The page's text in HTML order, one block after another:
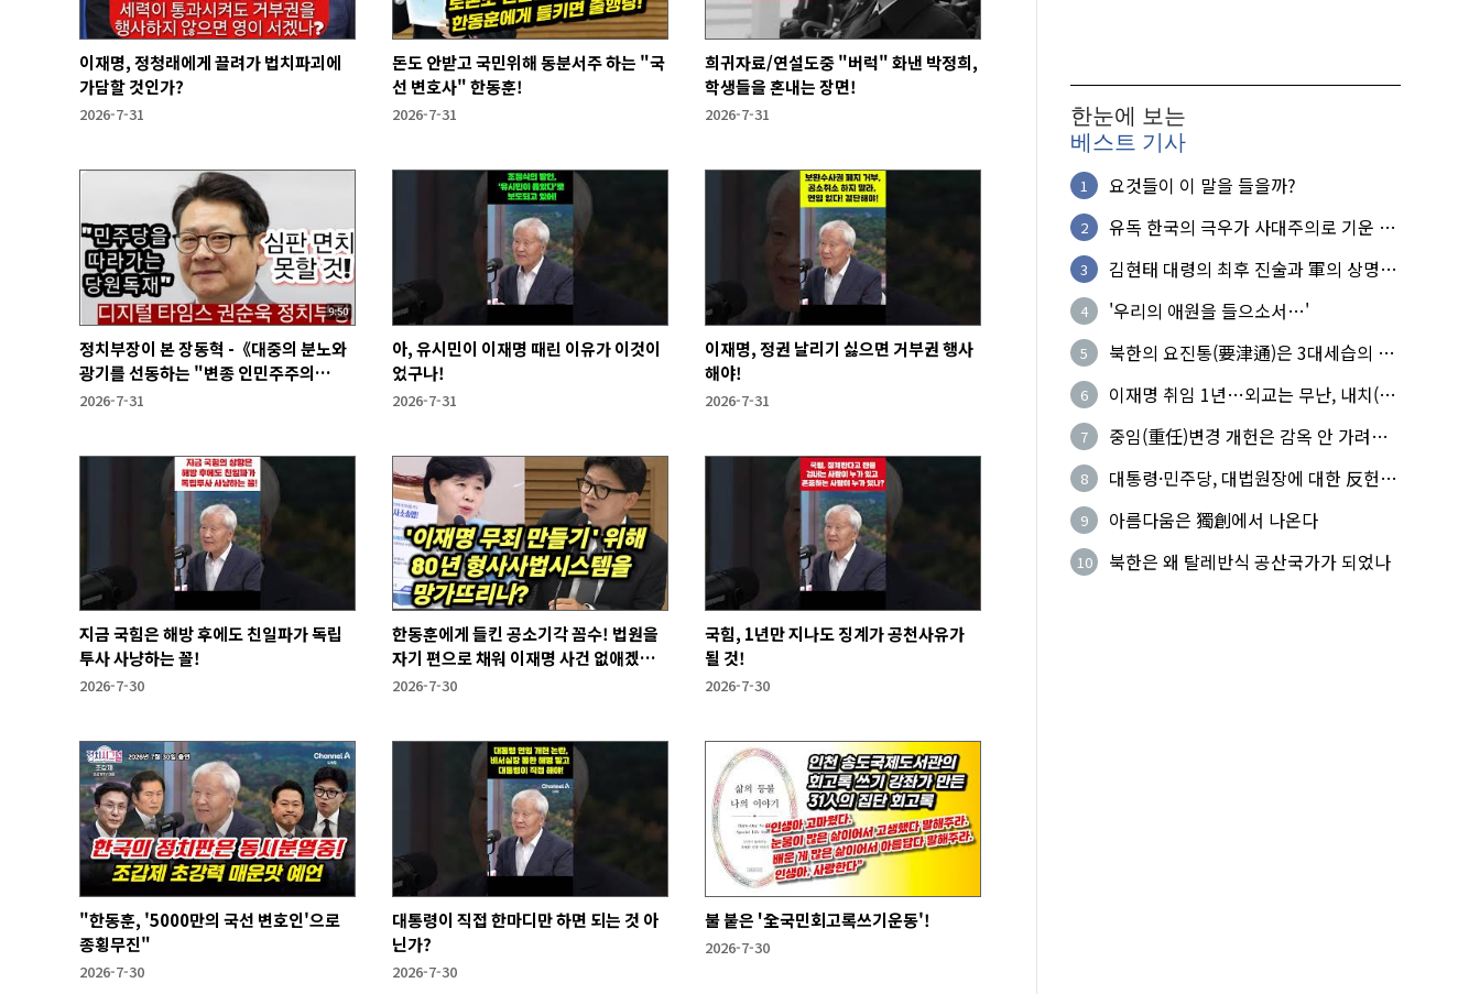
이재명, 정청래에게 끌려가 법치파괴에
가담할 것인가?
2026-7-31
돈도 안받고 국민위해 동분서주 하는 "국
선 변호사" 한동훈!
2026-7-31
희귀자료/연설도중 "버럭" 화낸 박정희,
학생들을 혼내는 장면!
2026-7-31
정치부장이 본 장동혁 -《대중의 분노와
광기를 선동하는 "변종 인민주주의
자"》
2026-7-31
아, 유시민이 이재명 때린 이유가 이것이
었구나!
2026-7-31
이재명, 정권 날리기 싫으면 거부권 행사
해야!
2026-7-31
지금 국힘은 해방 후에도 친일파가 독립
투사 사냥하는 꼴!
2026-7-30
한동훈에게 들킨 공소기각 꼼수! 법원을
자기 편으로 채워 이재명 사건 없애겠다
는 것
2026-7-30
국힘, 1년만 지나도 징계가 공천사유가
될 것!
2026-7-30
"한동훈, '5000만의 국선 변호인'으로
종횡무진"
2026-7-30
대통령이 직접 한마디만 하면 되는 것 아
닌가?
2026-7-30
불 붙은 '全국민회고록쓰기운동'!
2026-7-30
한눈에 보는
베스트 기사
1 요것들이 이 말을 들을까?
2
유독 한국의 극우가 사대주의로 기운 이
3
김현태 대령의 최후 진술과 軍의 상명하
4 '우리의 애원을 들으소서…'
5
북한의 요진통(要津通)은 3대세습의 사
6
이재명 취임 1년…외교는 무난, 내치(內
7
중임(重任)변경 개헌은 감옥 안 가려는
8
대통령·민주당, 대법원장에 대한 反헌
9 아름다움은 獨創에서 나온다
10 북한은 왜 탈레반식 공산국가가 되었나